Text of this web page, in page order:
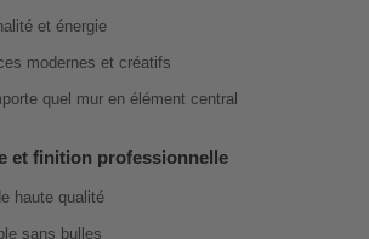
et énergie
modernes et créatifs
quel mur en élément central
et finition professionnelle
haute qualité
sans bulles